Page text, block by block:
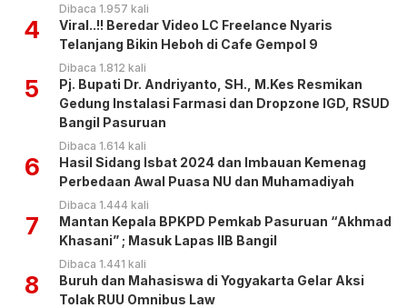
Dibaca 1.957 kali
4
Viral..!! Beredar Video LC Freelance Nyaris
Telanjang Bikin Heboh di Cafe Gempol 9
Dibaca 1.812 kali
5
Pj. Bupati Dr. Andriyanto, SH., M.Kes Resmikan
Gedung Instalasi Farmasi dan Dropzone IGD, RSUD
Bangil Pasuruan
Dibaca 1.614 kali
6
Hasil Sidang Isbat 2024 dan Imbauan Kemenag
Perbedaan Awal Puasa NU dan Muhamadiyah
Dibaca 1.444 kali
7
Mantan Kepala BPKPD Pemkab Pasuruan “Akhmad
Khasani” ; Masuk Lapas IIB Bangil
Dibaca 1.441 kali
8
Buruh dan Mahasiswa di Yogyakarta Gelar Aksi
Tolak RUU Omnibus Law